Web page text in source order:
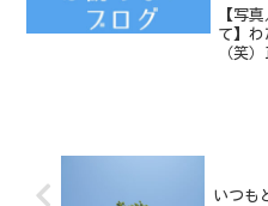
なる
【写
て】わ
（笑
いつも